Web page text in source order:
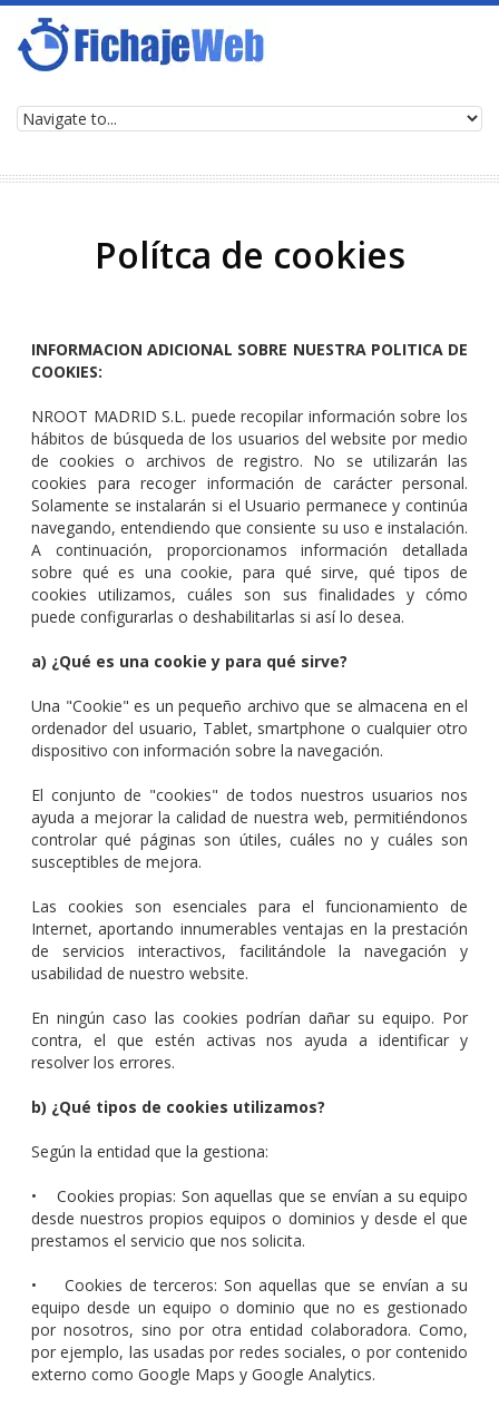
Ir a la navegación
Pasar al contenido principal
Polítca de cookies
INFORMACION ADICIONAL SOBRE NUESTRA POLITICA DE
COOKIES:
NROOT MADRID S.L. puede recopilar información sobre los
hábitos de búsqueda de los usuarios del website por medio
de cookies o archivos de registro. No se utilizarán las
cookies para recoger información de carácter personal.
Solamente se instalarán si el Usuario permanece y continúa
navegando, entendiendo que consiente su uso e instalación.
A continuación, proporcionamos información detallada
sobre qué es una cookie, para qué sirve, qué tipos de
cookies utilizamos, cuáles son sus finalidades y cómo
puede configurarlas o deshabilitarlas si así lo desea.
a) ¿Qué es una cookie y para qué sirve?
Una "Cookie" es un pequeño archivo que se almacena en el
ordenador del usuario, Tablet, smartphone o cualquier otro
dispositivo con información sobre la navegación.
El conjunto de "cookies" de todos nuestros usuarios nos
ayuda a mejorar la calidad de nuestra web, permitiéndonos
controlar qué páginas son útiles, cuáles no y cuáles son
susceptibles de mejora.
Las cookies son esenciales para el funcionamiento de
Internet, aportando innumerables ventajas en la prestación
de servicios interactivos, facilitándole la navegación y
usabilidad de nuestro website.
En ningún caso las cookies podrían dañar su equipo. Por
contra, el que estén activas nos ayuda a identificar y
resolver los errores.
b) ¿Qué tipos de cookies utilizamos?
Según la entidad que la gestiona:
• Cookies propias: Son aquellas que se envían a su equipo
desde nuestros propios equipos o dominios y desde el que
prestamos el servicio que nos solicita.
• Cookies de terceros: Son aquellas que se envían a su
equipo desde un equipo o dominio que no es gestionado
por nosotros, sino por otra entidad colaboradora. Como,
por ejemplo, las usadas por redes sociales, o por contenido
externo como Google Maps y Google Analytics.